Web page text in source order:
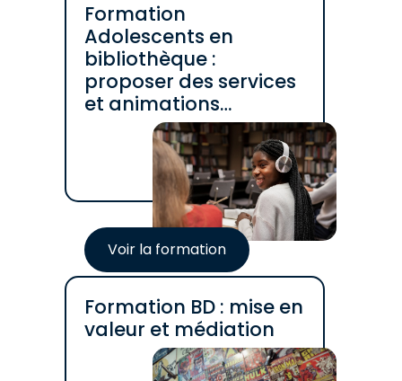
Formation
Adolescents en
bibliothèque :
proposer des services
et animations
adaptés
Voir la formation
Formation BD : mise en
valeur et médiation